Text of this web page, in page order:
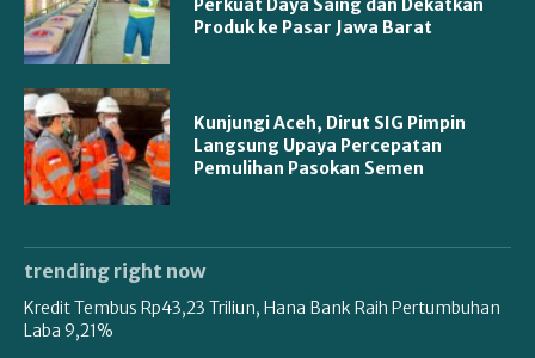
Perkuat Daya Saing dan Dekatkan
Produk ke Pasar Jawa Barat
Kunjungi Aceh, Dirut SIG Pimpin
Langsung Upaya Percepatan
Pemulihan Pasokan Semen
trending right now
Kredit Tembus Rp43,23 Triliun, Hana Bank Raih Pertumbuhan
Laba 9,21%